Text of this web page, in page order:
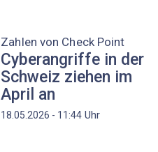
Zahlen von Check Point
Cyberangriffe in der
Schweiz ziehen im
April an
18.05.2026 - 11:44 Uhr